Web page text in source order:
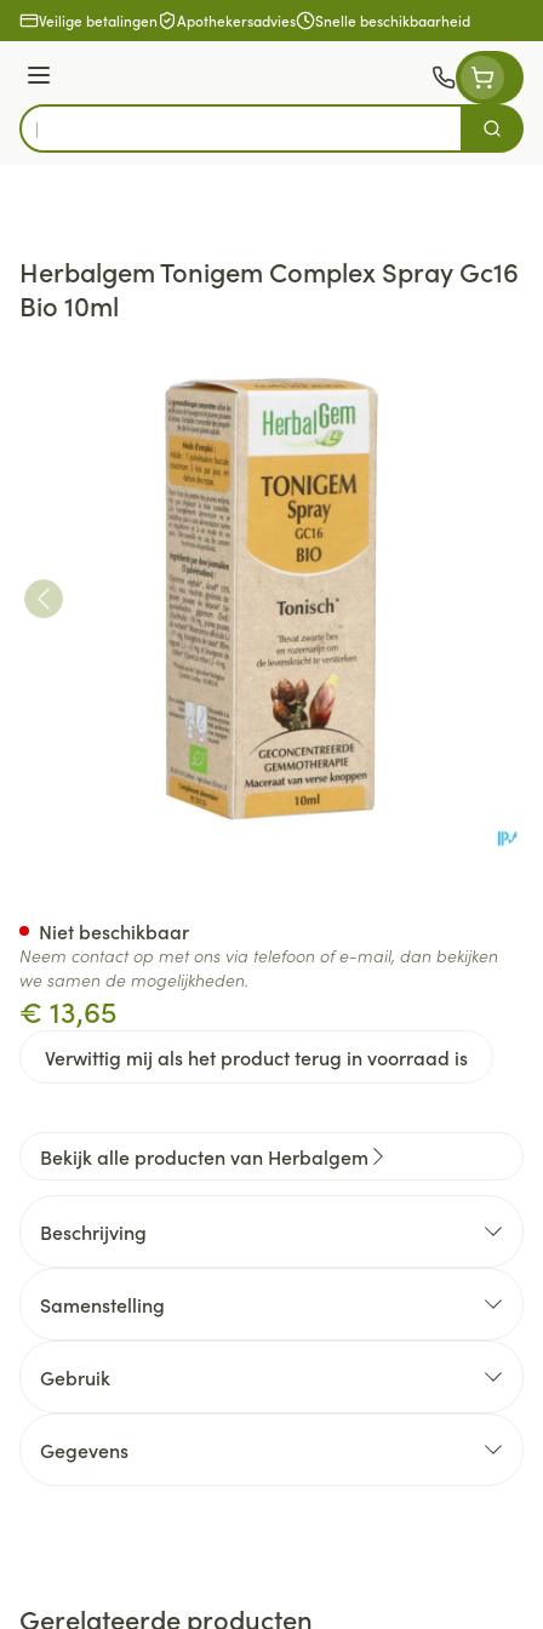
Ga naar de inhoud
Veilige betalingen Apothekersadvies Snelle beschikbaarheid
Menu
Product, merk, categorie...
Zoek
Herbalgem Tonigem Complex Spray Gc16
Bio 10ml
€ 13,65
Verwittig mij als het product terug in voorraad is
Niet beschikbaar
Neem contact op met ons via telefoon of e-mail, dan bekijken
we samen de mogelijkheden.
Bekijk alle producten van Herbalgem
Beschrijving
Samenstelling
Gebruik
Gegevens
Gerelateerde producten